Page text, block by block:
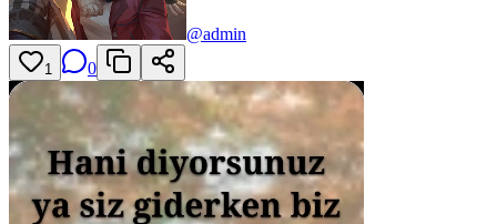
@admin
1 0